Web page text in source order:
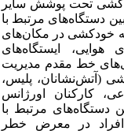
تحت پوشش سایر
دستگاه‌های مرتبط با
خودکشی در مکان‌های
هوایی، ایستگاههای
‌خط مقدم مدیریت
(آتش‌نشانان، پلیس،
کارکنان اورژانس
دستگاه‌های مرتبط با
در معرض خطر